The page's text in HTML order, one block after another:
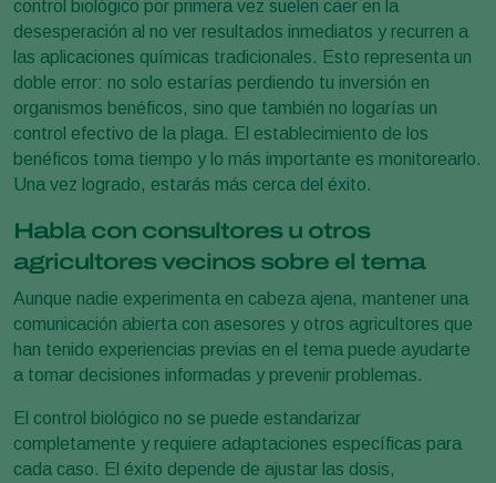
control biológico por primera vez suelen caer en la
desesperación al no ver resultados inmediatos y recurren a
las aplicaciones químicas tradicionales. Esto representa un
doble error: no solo estarías perdiendo tu inversión en
organismos benéficos, sino que también no logarías un
control efectivo de la plaga. El establecimiento de los
benéficos toma tiempo y lo más importante es monitorearlo.
Una vez logrado, estarás más cerca del éxito.
Habla con consultores u otros
agricultores vecinos sobre el tema
Aunque nadie experimenta en cabeza ajena, mantener una
comunicación abierta con asesores y otros agricultores que
han tenido experiencias previas en el tema puede ayudarte
a tomar decisiones informadas y prevenir problemas.
El control biológico no se puede estandarizar
completamente y requiere adaptaciones específicas para
cada caso. El éxito depende de ajustar las dosis,